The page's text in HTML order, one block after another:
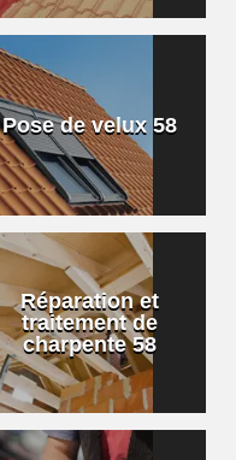
Pose de velux 58
Réparation et
traitement de
charpente 58